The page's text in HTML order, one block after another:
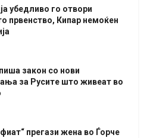
убедливо го отвори
првенство, Кипар немоќен
закон со нови
за Русите што живеат во
прегази жена во Ѓорче